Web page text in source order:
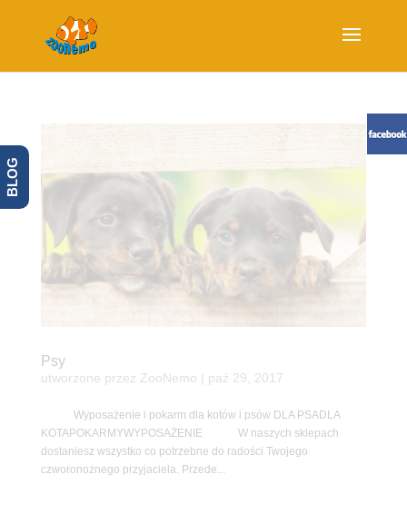
Psy
utworzone przez ZooNemo paź 29, 2017
Wyposażenie i pokarm dla kotów i psów DLA PSADLA
KOTAPOKARMYWYPOSAŻENIE W naszych sklepach
dostaniesz wszystko co potrzebne do radości Twojego
czworonożnego przyjaciela. Przede...
BLOG